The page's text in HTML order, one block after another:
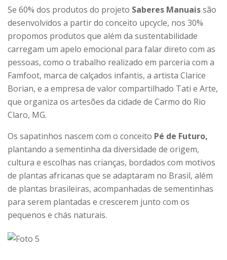
Se 60% dos produtos do projeto Saberes Manuaissão
desenvolvidos a partir do conceito upcycle, nos 30%
propomos produtos que além da sustentabilidade
carregam um apelo emocional para falar direto com as
pessoas, como o trabalho realizado em parceria com a
Famfoot, marca de calçados infantis, a artista Clarice
Borian, e a empresa de valor compartilhado Tati e Arte,
que organiza os artesões da cidade de Carmo do Rio
Claro, MG.
Os sapatinhos nascem com o conceito Pé de Futuro,
plantando a sementinha da diversidade de origem,
cultura e escolhas nas crianças, bordados com motivos
de plantas africanas que se adaptaram no Brasil, além
de plantas brasileiras, acompanhadas de sementinhas
para serem plantadas e crescerem junto com os
pequenos e chás naturais.